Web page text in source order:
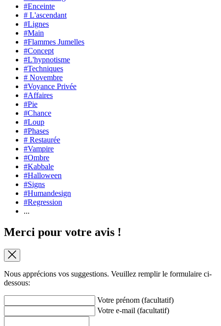
#Enceinte
# L'ascendant
#Lignes
#Main
#Flammes Jumelles
#Concept
#L'hypnotisme
#Techniques
# Novembre
#Voyance Privée
#Affaires
#Pie
#Chance
#Loup
#Phases
# Restaurée
#Vampire
#Ombre
#Kabbale
#Halloween
#Signs
#Humandesign
#Regression
...
Merci pour votre avis !
Nous apprécions vos suggestions. Veuillez remplir le formulaire ci-
dessous:
Votre prénom (facultatif)
Votre e-mail (facultatif)